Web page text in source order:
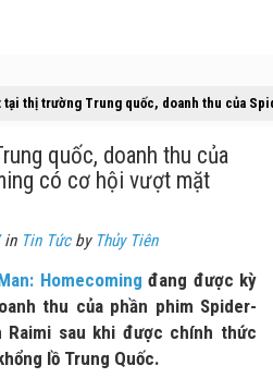
tại thị trường Trung quốc, doanh thu của
quốc, doanh thu của
có cơ hội vượt mặt
in Tin Tứcby Thủy Tiên
Homecoming đang được kỳ
thu của phần phim Spider-
Raimi sau khi được chính thức
lồ Trung Quốc.